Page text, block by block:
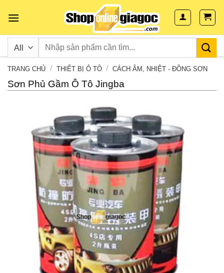
TRANG CHỦ / THIẾT BỊ Ô TÔ / CÁCH ÂM, NHIỆT - ĐỒNG SƠN
Sơn Phủ Gầm Ô Tô Jingba